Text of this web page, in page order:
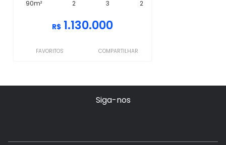
90m² 2 3 2
R$ 1.130.000
FAVORITOS COMPARTILHAR
Siga-nos